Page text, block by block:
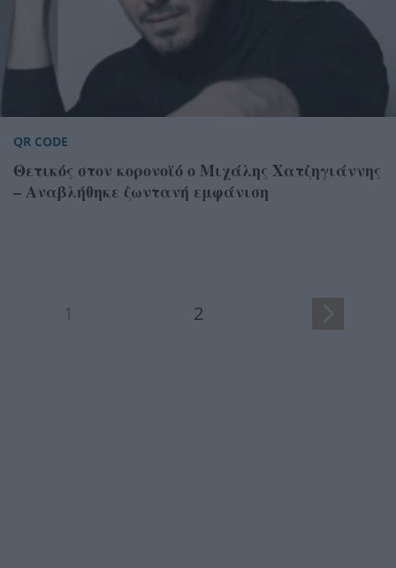
QR CODE
Θετικός στον κορονοϊό ο Μιχάλης Χατζηγιάννης
– Αναβλήθηκε ζωντανή εμφάνιση
1 2